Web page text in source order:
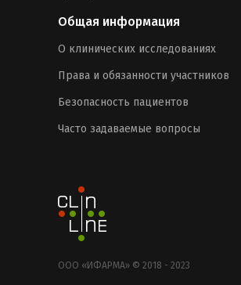
Общая информация
О клинических исследованиях
Права и обязанности участников
Безопасность пациентов
Часто задаваемые вопросы
ООО «ИФАРМА» © 2018 - 2023